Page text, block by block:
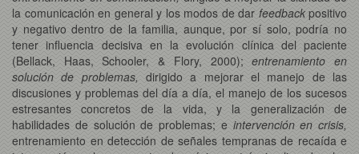
la comunicación en general y los modos de dar feedbackpositivo
y negativo dentro de la familia, aunque, por sí solo, podría no
tener influencia decisiva en la evolución clínica del paciente
(Bellack, Haas, Schooler, & Flory, 2000);entrenamiento en
solución de problemas, dirigido a mejorar el manejo de las
discusiones y problemas del día a día, el manejo de los sucesos
estresantes concretos de la vida, y la generalización de
habilidades de solución de problemas; e intervención en crisis,
entrenamiento en detección de señales tempranas de recaída e